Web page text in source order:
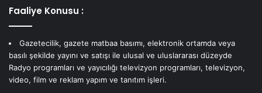
Faaliye Konusu :
Gazetecilik, gazete matbaa basımı, elektronik ortamda veya
basılı şekilde yayını ve satışı ile ulusal ve uluslararası düzeyde
Radyo programları ve yayıcılığı televizyon programları, televizyon,
video, film ve reklam yapım ve tanıtım işleri.